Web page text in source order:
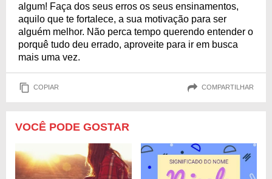
algum! Faça dos seus erros os seus ensinamentos,
aquilo que te fortalece, a sua motivação para ser
alguém melhor. Não perca tempo querendo entender o
porquê tudo deu errado, aproveite para ir em busca
mais uma vez.
COPIAR COMPARTILHAR
VOCÊ PODE GOSTAR